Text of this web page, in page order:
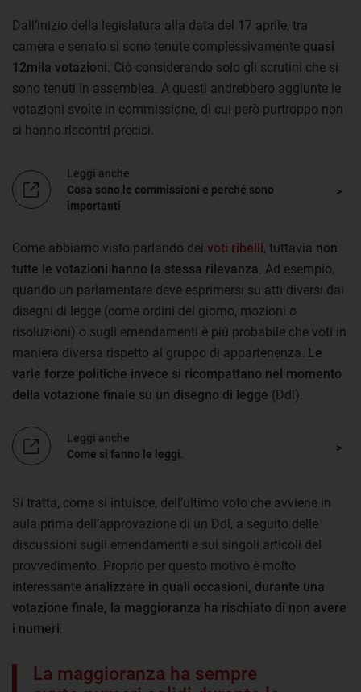
Dall’inizio della legislatura alla data del 17 aprile, tra
camera e senato si sono tenute complessivamente quasi
12mila votazioni . Ciò considerando solo gli scrutini che si
sono tenuti in assemblea. A questi andrebbero aggiunte le
votazioni svolte in commissione, di cui però purtroppo non
si hanno riscontri precisi.
Leggi anche
Cosa sono le commissioni e perché sono
importanti
Come abbiamo visto parlando dei voti ribelli, tuttavia non
tutte le votazioni hanno la stessa rilevanza . Ad esempio,
quando un parlamentare deve esprimersi su atti diversi dai
disegni di legge (come ordini del giorno, mozioni o
risoluzioni) o sugli emendamenti è più probabile che voti in
maniera diversa rispetto al gruppo di appartenenza. Le
varie forze politiche invece si ricompattano nel momento
della votazione finale su un disegno di legge (Ddl).
Leggi anche
Come si fanno le leggi
Si tratta, come si intuisce, dell’ultimo voto che avviene in
aula prima dell’approvazione di un Ddl, a seguito delle
discussioni sugli emendamenti e sui singoli articoli del
provvedimento. Proprio per questo motivo è molto
interessante analizzare in quali occasioni, durante una
votazione finale, la maggioranza ha rischiato di non avere
i numeri
La maggioranza ha sempre